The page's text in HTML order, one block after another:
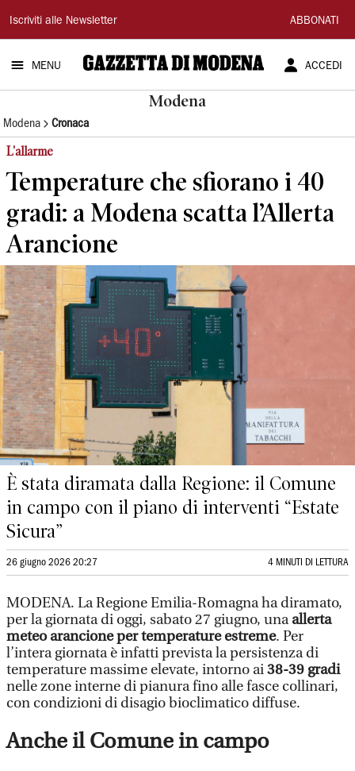
Gazzetta
di
Modena
Iscriviti alle Newsletter ABBONATI
MENU ACCEDI
Modena
Modena Cronaca
L'allarme
Temperature che sfiorano i 40
gradi: a Modena scatta l’Allerta
Arancione
È stata diramata dalla Regione: il Comune
in campo con il piano di interventi “Estate
Sicura”
26 giugno 2026 20:27 4 MINUTI DI LETTURA
MODENA. La Regione Emilia-Romagna ha diramato,
per la giornata di oggi, sabato 27 giugno, unaallerta
meteo arancione per temperature estreme. Per
l’intera giornata è infatti prevista la persistenza di
temperature massime elevate, intorno ai38-39 gradi
nelle zone interne di pianura fino alle fasce collinari,
con condizioni di disagio bioclimatico diffuse.
Anche il Comune in campo